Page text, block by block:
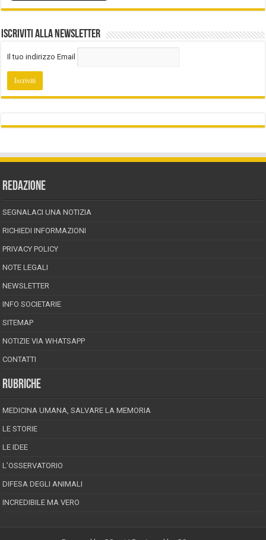
Iscriviti alla Newsletter
Il tuo indirizzo Email
REDAZIONE
SEGNALACI UNA NOTIZIA
RICHIEDI INFORMAZIONI
PRIVACY POLICY
NOTE LEGALI
NEWSLETTER
INFO SOCIETARIE
SITEMAP
NOTIZIE VIA WHATSAPP
CONTATTI
RUBRICHE
MEDICINA UMANA, SALVARE LA MEMORIA
LE STORIE
LE IDEE
L’OSSERVATORIO
DIFESA DEGLI ANIMALI
INCREDIBILE MA VERO